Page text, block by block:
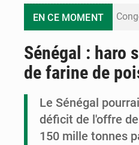
EN CE MOMENT
Sénégal : haro
de farine de
Le Sénégal
déficit de l'offre
150 mille tonnes